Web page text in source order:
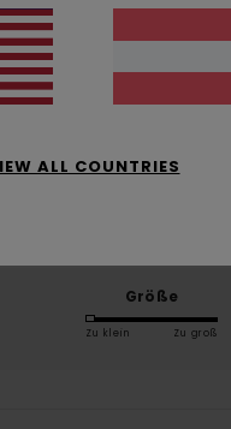
Bewertung
5.0
Größe
Zu klein Zu groß
ALL COUNTRIES